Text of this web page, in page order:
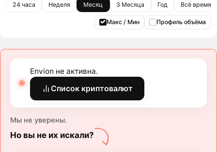
24 часа Неделя Месяц 3 Месяца Год Всё время
Макс / Мин Профиль объёма
Envion не активна.
Список криптовалют
Мы не уверены.
Но вы не их искали?